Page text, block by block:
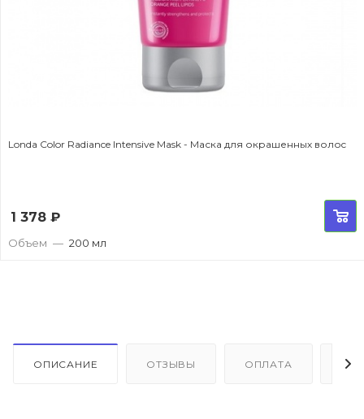
Londa Color Radiance Intensive Mask - Маска для окрашенных волоc
1 378 ₽
Объем — 200 мл
ОПИСАНИЕ ОТЗЫВЫ ОПЛАТА